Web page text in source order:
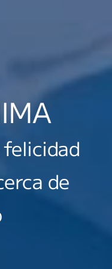
de